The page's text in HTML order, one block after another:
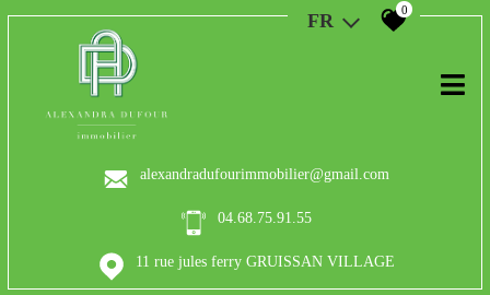
FR 0
alexandradufourimmobilier@gmail.com
04.68.75.91.55
11 rue jules ferry GRUISSAN VILLAGE